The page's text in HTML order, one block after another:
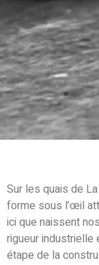
Sur les quais de
forme sous l’œil
ici que naissent
rigueur industrielle
étape de la